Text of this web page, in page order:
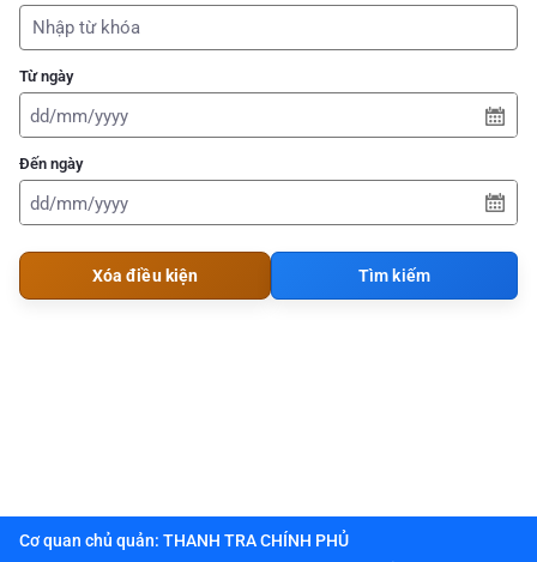
Từ ngày
Đến ngày
Xóa điều kiện Tìm kiếm
Cơ quan chủ quản: THANH TRA CHÍNH PHỦ